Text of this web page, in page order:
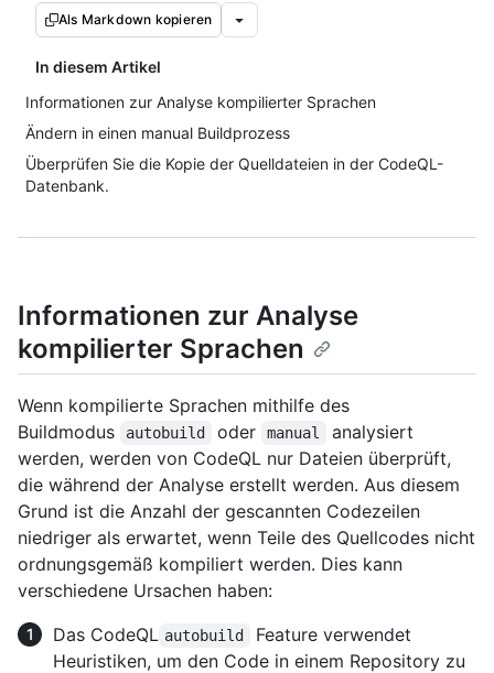
Als Markdown kopieren
In diesem Artikel
Informationen zur Analyse kompilierter Sprachen
Ändern in einen manual Buildprozess
Überprüfen Sie die Kopie der Quelldateien in der CodeQL-
Datenbank.
Informationen zur Analyse
kompilierter Sprachen
Wenn kompilierte Sprachen mithilfe des
Buildmodus
autobuild oder manual
analysiert
werden, werden von CodeQL nur Dateien überprüft,
die während der Analyse erstellt werden. Aus diesem
Grund ist die Anzahl der gescannten Codezeilen
niedriger als erwartet, wenn Teile des Quellcodes nicht
ordnungsgemäß kompiliert werden. Dies kann
verschiedene Ursachen haben:
Das CodeQL autobuild
Feature verwendet
Heuristiken, um den Code in einem Repository zu